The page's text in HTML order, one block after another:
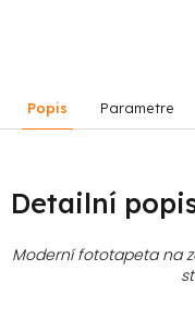
Popis Parametre
Detailní
Moderní fototapeta na